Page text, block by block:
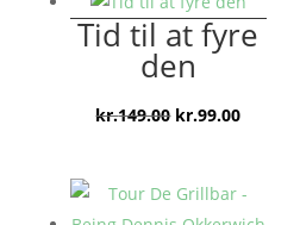
var:
kr.149.00.
er:
kr.99.00.
Tid til at fyre
den
kr.149.00 Den
var:
kr.99.00Den